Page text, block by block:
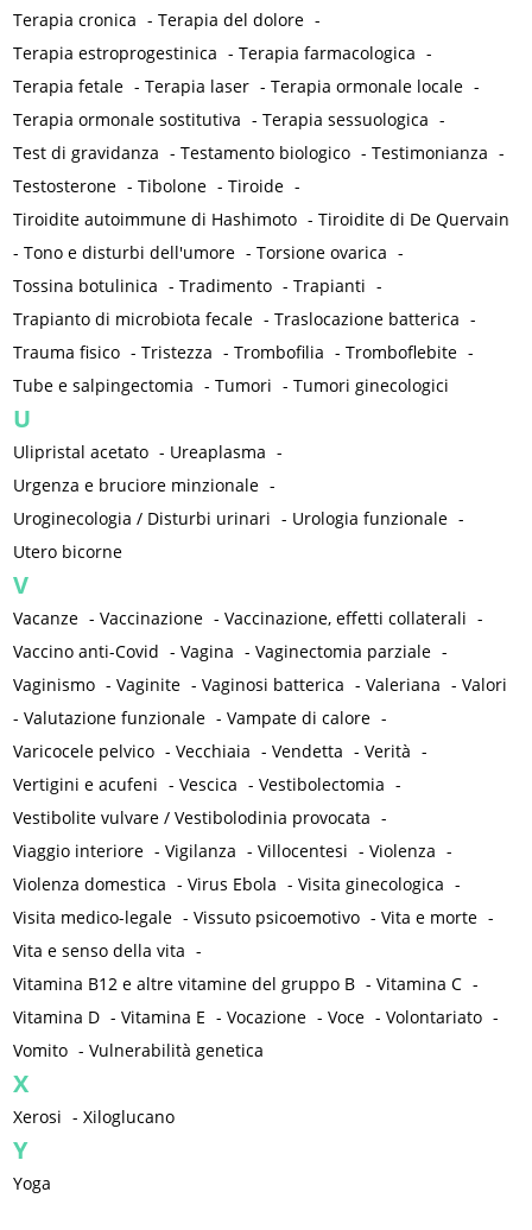
Terapia cronica -Terapia del dolore -
Terapia estroprogestinica -Terapia farmacologica -
Terapia fetale -Terapia laser -Terapia ormonale locale -
Terapia ormonale sostitutiva -Terapia sessuologica -
Test di gravidanza -Testamento biologico -Testimonianza -
Testosterone -Tibolone -Tiroide -
Tiroidite autoimmune di Hashimoto -Tiroidite di De Quervain
-Tono e disturbi dell'umore -Torsione ovarica -
Tossina botulinica -Tradimento -Trapianti -
Trapianto di microbiota fecale -Traslocazione batterica -
Trauma fisico -Tristezza -Trombofilia -Tromboflebite -
Tube e salpingectomia -Tumori -Tumori ginecologici
U
Ulipristal acetato - Ureaplasma -
Urgenza e bruciore minzionale -
Uroginecologia / Disturbi urinari - Urologia funzionale -
Utero bicorne
V
Vacanze -Vaccinazione -Vaccinazione, effetti collaterali -
Vaccino anti-Covid -Vagina -Vaginectomia parziale -
Vaginismo -Vaginite -Vaginosi batterica -Valeriana -Valori
-Valutazione funzionale -Vampate di calore -
Varicocele pelvico -Vecchiaia -Vendetta -Verità -
Vertigini e acufeni -Vescica -Vestibolectomia -
Vestibolite vulvare / Vestibolodinia provocata -
Viaggio interiore -Vigilanza -Villocentesi -Violenza -
Violenza domestica -Virus Ebola -Visita ginecologica -
Visita medico-legale -Vissuto psicoemotivo -Vita e morte -
Vita e senso della vita -
Vitamina B12 e altre vitamine del gruppo B -Vitamina C -
Vitamina D -Vitamina E -Vocazione -Voce -Volontariato -
Vomito -Vulnerabilità genetica
X
Xerosi -Xiloglucano
Y
Yoga